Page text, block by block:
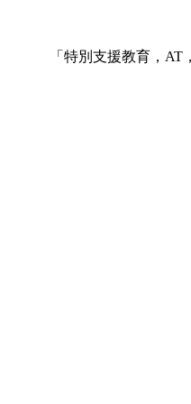
「特別支援教育，